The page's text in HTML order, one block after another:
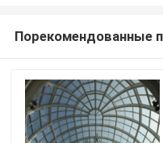
Порекомендованные